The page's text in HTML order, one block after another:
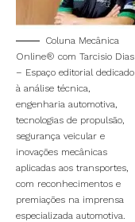
Coluna Mecânica
Online® com Tarcisio Dias
– Espaço editorial dedicado
à análise técnica,
engenharia automotiva,
tecnologias de propulsão,
segurança veicular e
inovações mecânicas
aplicadas aos transportes,
com reconhecimentos e
premiações na imprensa
especializada automotiva.